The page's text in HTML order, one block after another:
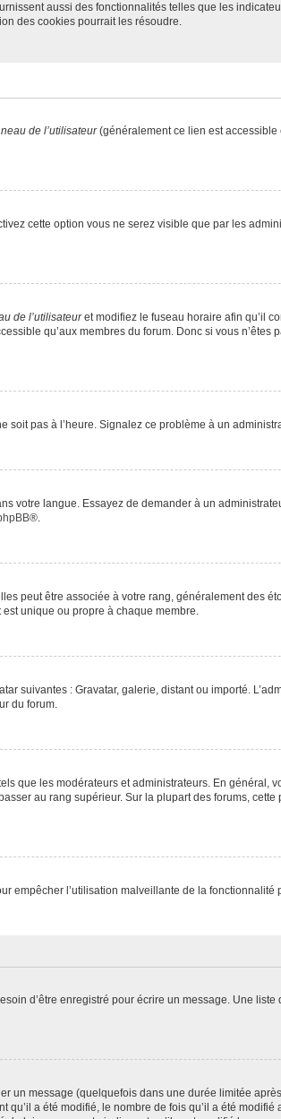
aussi des fonctionnalités telles que les
des cookies pourrait les résoudre.
de l’utilisateur(généralement ce lien est accessible
cette option vous ne serez visible que par les
de l’utilisateuret modifiez le fuseau horaire afin qu’il
qu’aux membres du forum. Donc si vous n’êtes
soit pas à l’heure. Signalez ce problème à un
votre langue. Essayez de demander à un
®.
peut être associée à votre rang, généralement des
unique ou propre à chaque membre.
suivantes : Gravatar, galerie, distant ou importé.
du forum.
que les modérateurs et administrateurs. En général,
au rang supérieur. Sur la plupart des forums,
empêcher l’utilisation malveillante de la fonctionnalité
d’être enregistré pour écrire un message. Une
un message (quelquefois dans une durée limitée
a été modifié, le nombre de fois qu’il a été modifié